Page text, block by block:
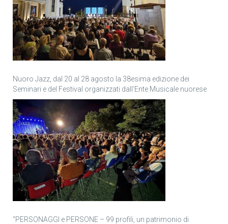
Nuoro Jazz, dal 20 al 28 agosto la 38esima edizione dei
Seminari e del Festival organizzati dall’Ente Musicale nuorese
“PERSONAGGI e PERSONE – 99 profili, un patrimonio di